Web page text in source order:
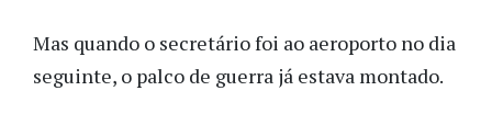
Mas quando o secretário foi ao aeroporto no dia
seguinte, o palco de guerra já estava montado.